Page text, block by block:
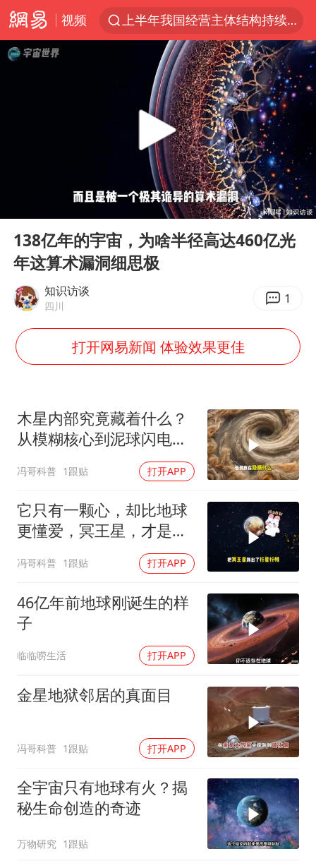
视频
上半年我国经营主体结构持续优化
上海暴雨红色预警
《披荆斩棘2026》阵容官宣
白海豚北上或致京津冀暴雨
国足U17与阿森纳决赛取消 并列冠军
上海有出现龙卷潜势
王艺迪无缘横滨赛决赛
上门女婿出轨女邻居多年被判重婚罪
女子发现前夫婚内与第三者育子
以军士兵把枪口对准中国记者
2025年小学教师减少13.19万
韩军前线部队连曝丑闻
《龙餐馆》 冲奖
笔试第一被劝弃考涉事副校长被撤职
奋力开创中国式现代化建设新局面
Play
10:07
138亿年的宇宙，为啥半径高达460亿光
年这算术漏洞细思极
知识访谈
四川 1
打开网易新闻 体验效果更佳
木星内部究竟藏着什么？
从模糊核心到泥球闪电，
冯哥科普 1跟贴 打开APP
它只有一颗心，却比地球
更懂爱，冥王星，才是太
冯哥科普 1跟贴 打开APP
46亿年前地球刚诞生的样
子
临临唠生活 打开APP
金星地狱邻居的真面目
冯哥科普 1跟贴 打开APP
全宇宙只有地球有火？揭
秘生命创造的奇迹
万物研究 1跟贴